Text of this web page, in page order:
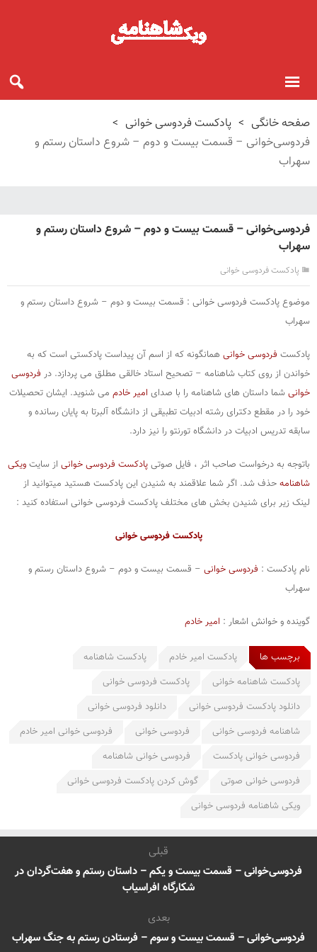
صفحه خانگی > پادکست فردوسی خوانی >
فردوسی‌خوانی – قسمت بیست و دوم – شروع داستان رستم و
سهراب
فردوسی‌خوانی – قسمت بیست و دوم – شروع داستان رستم و
سهراب
پادکست فردوسی خوانی
موضوع پادکست فردوسی خوانی : قسمت بیست و دوم – شروع داستان رستم و
سهراب
پادکست فردوسی خوانی همانگونه که از اسم آن پیداست پادکستی است که به
خواندن از روی کتاب شاهنامه – تصحیح استاد خالقی مطلق می پردازد. در فردوسی
خوانی شما داستان های شاهنامه را با صدای امیر خادم می شنوید. ایشان تحصیلات
خود را در مقطع دکترای رشته ادبیات تطبیقی از دانشگاه آلبرتا به پایان رسانده و
سابقه تدریس ادبیات در دانشگاه تورنتو را نیز دارد.
باتوجه به درخواست صاحب اثر ، فایل صوتی پادکست فردوسی خوانی از سایت ویکی
شاهنامه حذف شد. اگر شما علاقمند به شنیدن این پادکست هستید میتوانید از
لینک زیر برای شنیدن بخش های مختلف پادکست فردوسی خوانی استفاده کنید :
پادکست فردوسی خوانی
نام پادکست : فردوسی خوانی – قسمت بیست و دوم – شروع داستان رستم و
سهراب
گوینده و خوانش اشعار : امیر خادم
برچسب ها پادکست امیر خادم
پادکست شاهنامه
پادکست شاهنامه خوانی
پادکست فردوسی خوانی
دانلود پادکست فردوسی خوانی
دانلود فردوسی خوانی
شاهنامه فردوسی خوانی
فردوسی خوانی
فردوسی خوانی امیر خادم
فردوسی خوانی پادکست
فردوسی خوانی شاهنامه
فردوسی خوانی صوتی
گوش کردن پادکست فردوسی خوانی
ویکی شاهنامه فردوسی خوانی
قبلی
فردوسی‌خوانی – قسمت بیست و یکم – داستان رستم و هفت‌گردان در
شکارگاه افراسیاب
بعدی
فردوسی‌خوانی – قسمت بیست و سوم – فرستادن رستم به جنگ سهراب